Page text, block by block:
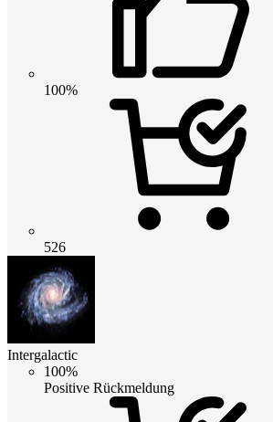
100%
526
Intergalactic
100%
Positive Rückmeldung